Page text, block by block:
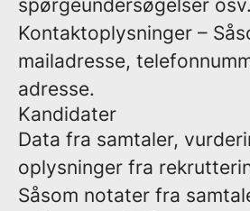
spørgeundersøgelser osv.
Kontaktoplysninger –
mailadresse,
adresse.
Kandidater
Data fra samtaler,
oplysninger fra
Såsom notater fra